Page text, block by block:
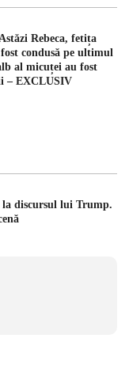
Rebeca, fetița
condusă pe ultimul
al micuței au fost
– EXCLUSIV
la discursul lui Trump.